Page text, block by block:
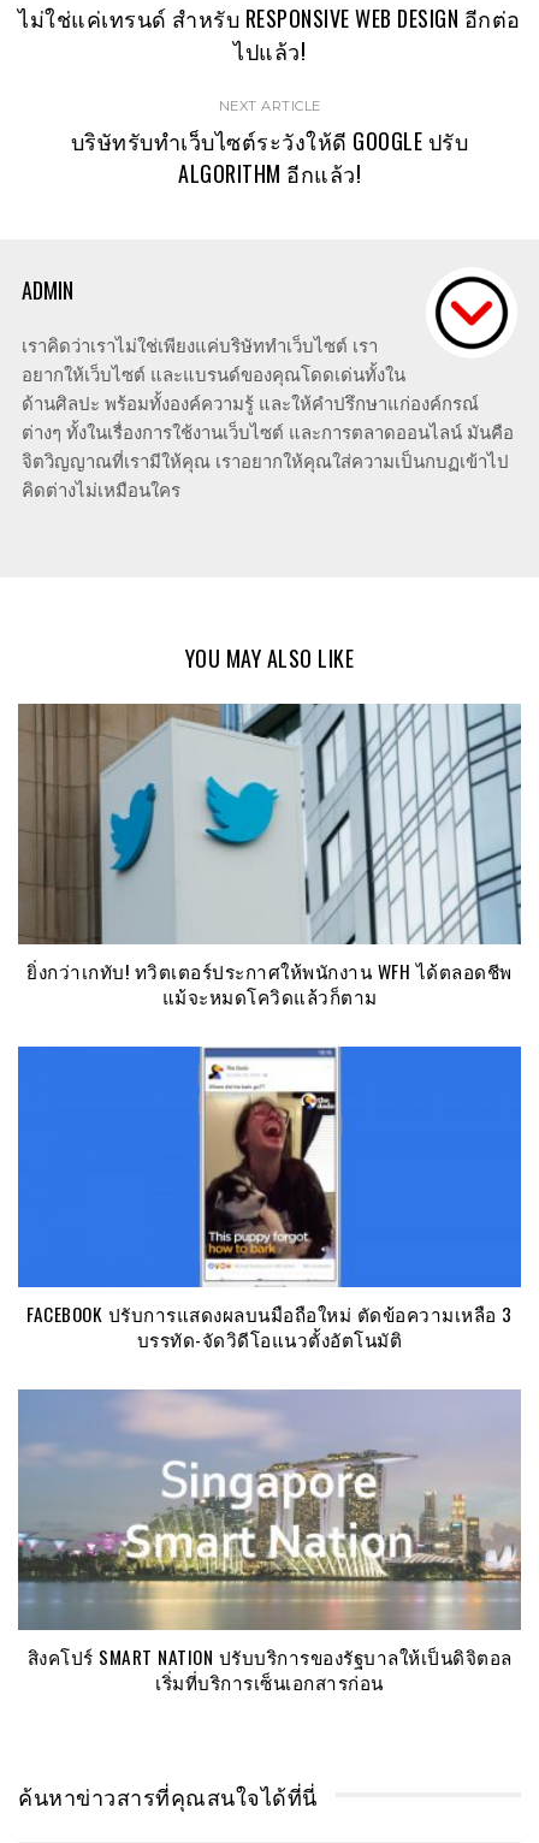
ไม่ใช่แค่เทรนด์ สำหรับ RESPONSIVE WEB DESIGN อีกต่อ
ไปแล้ว!
NEXT ARTICLE
บริษัทรับทำเว็บไซต์ระวังให้ดี GOOGLE ปรับ
ALGORITHM อีกแล้ว!
ADMIN
เราคิดว่าเราไม่ใช่เพียงแค่บริษัททำเว็บไซต์ เรา
อยากให้เว็บไซต์ และแบรนด์ของคุณโดดเด่นทั้งใน
ด้านศิลปะ พร้อมทั้งองค์ความรู้ และให้คำปรึกษาแก่องค์กรณ์
ต่างๆ ทั้งในเรื่องการใช้งานเว็บไซต์ และการตลาดออนไลน์ มันคือ
จิตวิญญาณที่เรามีให้คุณ เราอยากให้คุณใส่ความเป็นกบฏเข้าไป
คิดต่างไม่เหมือนใคร
YOU MAY ALSO LIKE
ยิ่งกว่าเกทับ! ทวิตเตอร์ประกาศให้พนักงาน WFH ได้ตลอดชีพ
แม้จะหมดโควิดแล้วก็ตาม
FACEBOOK ปรับการแสดงผลบนมือถือใหม่ ตัดข้อความเหลือ 3
บรรทัด-จัดวิดีโอแนวตั้งอัตโนมัติ
สิงคโปร์ SMART NATION ปรับบริการของรัฐบาลให้เป็นดิจิตอล
เริ่มที่บริการเซ็นเอกสารก่อน
ค้นหาข่าวสารที่คุณสนใจได้ที่นี่